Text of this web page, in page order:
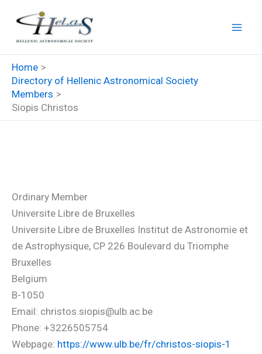
content
Home
Directory of Hellenic Astronomical Society
Members
Siopis Christos
Ordinary Member
Universite Libre de Bruxelles
Universite Libre de Bruxelles Institut de Astronomie et
de Astrophysique, CP 226 Boulevard du Triomphe
Bruxelles
Belgium
B-1050
Email: christos.siopis@ulb.ac.be
Phone: +3226505754
Webpage: https://www.ulb.be/fr/christos-siopis-1